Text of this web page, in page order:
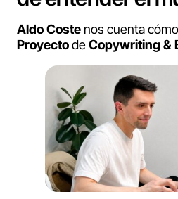
Aldo Coste nos cuenta
ProyectodeCopywriting &